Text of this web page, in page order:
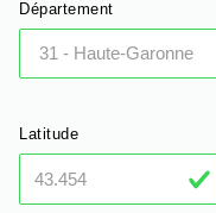
Département
Latitude